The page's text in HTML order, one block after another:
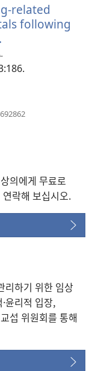
창
열
기)
related
following
로
운
기)
의에게 무료로
락해 보십시오.
리하기 위한 임상
윤리적 입장,
섭 위원회를 통해